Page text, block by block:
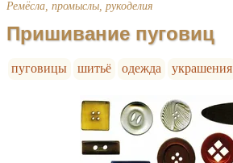
Ремёсла, промыслы, рукоделия
Пришивание пуговиц
пуговицы шитьё одежда украшения